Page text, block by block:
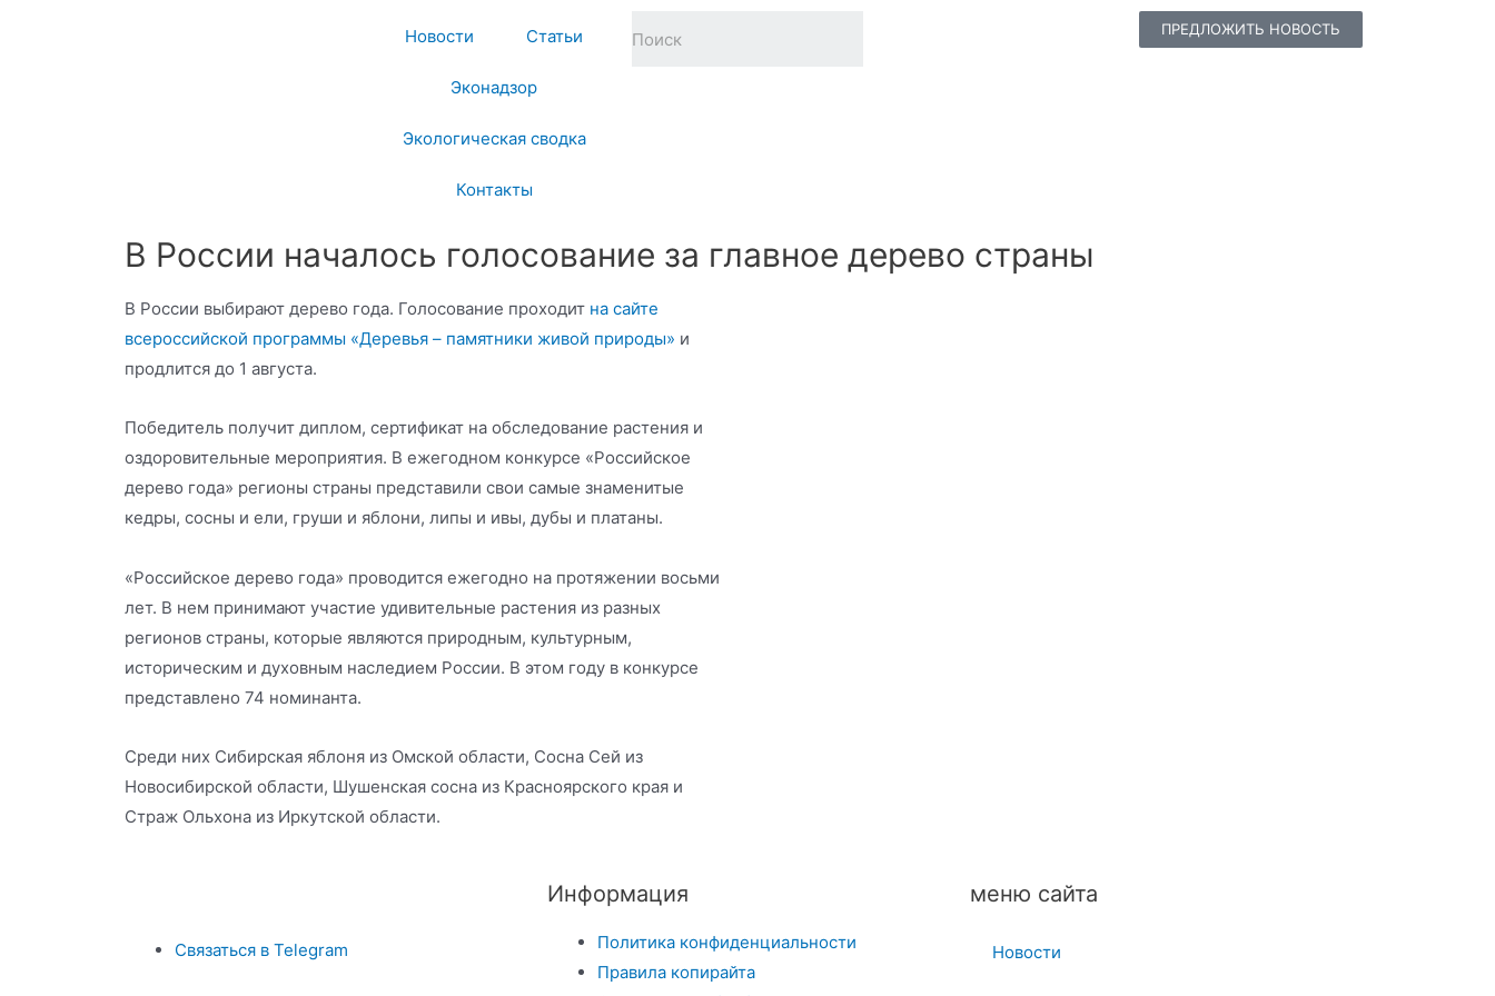
Новости Статьи
Эконадзор
Экологическая сводка
Контакты
ПРЕДЛОЖИТЬ НОВОСТЬ
В России началось голосование за главное дерево страны
В России выбирают дерево года. Голосование проходит на сайте
всероссийской программы «Деревья – памятники живой природы» и
продлится до 1 августа.
Победитель получит диплом, сертификат на обследование растения и
оздоровительные мероприятия. В ежегодном конкурсе «Российское
дерево года» регионы страны представили свои самые знаменитые
кедры, сосны и ели, груши и яблони, липы и ивы, дубы и платаны.
«Российское дерево года» проводится ежегодно на протяжении восьми
лет. В нем принимают участие удивительные растения из разных
регионов страны, которые являются природным, культурным,
историческим и духовным наследием России. В этом году в конкурсе
представлено 74 номинанта.
Среди них Сибирская яблоня из Омской области, Сосна Сей из
Новосибирской области, Шушенская сосна из Красноярского края и
Страж Ольхона из Иркутской области.
Связаться в Telegram
Информация
Политика конфиденциальности
Правила копирайта
меню сайта
Новости